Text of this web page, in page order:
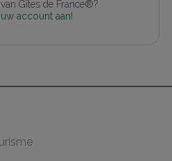
Gîtes de France®?
account aan!